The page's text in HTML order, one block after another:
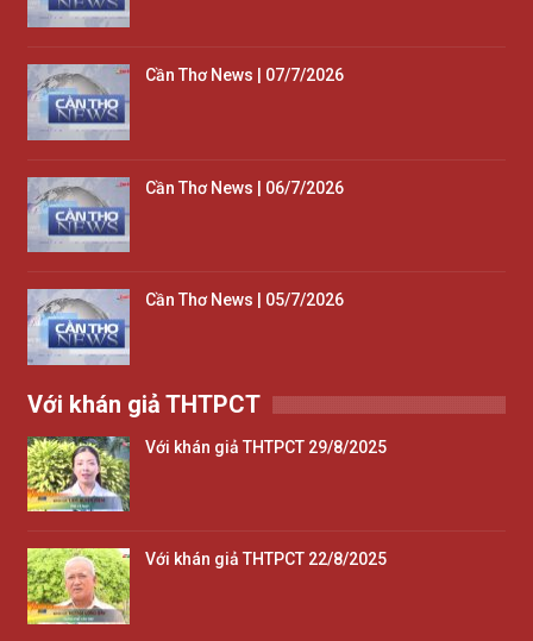
Cần Thơ News | 07/7/2026
Cần Thơ News | 06/7/2026
Cần Thơ News | 05/7/2026
Với khán giả THTPCT
Với khán giả THTPCT 29/8/2025
Với khán giả THTPCT 22/8/2025